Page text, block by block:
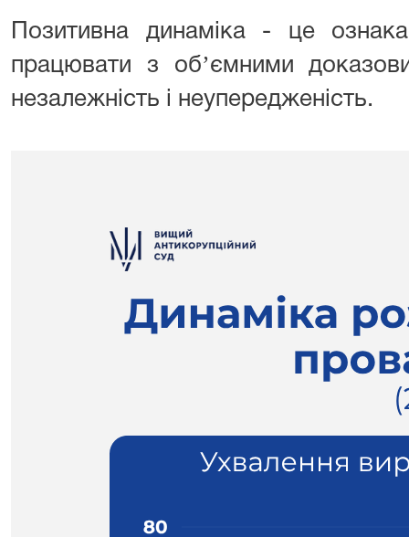
Позитивна динаміка - це ознака
працювати з обʼємними
незалежність і неупередженість.